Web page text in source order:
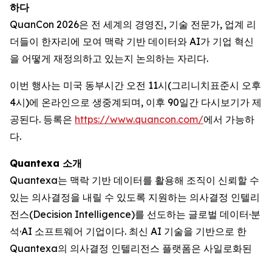
하다
QuanCon 2026은 전 세계의 경영진, 기술 전문가, 업계 리
더들이 한자리에 모여 맥락 기반 데이터와 AI가 기업 혁신
을 어떻게 재정의하고 있는지 논의하는 자리다.
이번 행사는 미국 동부시간 오전 11시(그리니치표준시 오후
4시)에 온라인으로 생중계되며, 이후 90일간 다시보기가 제
공된다. 등록은 https://www.quancon.com/에서 가능하
다.
Quantexa 소개
Quantexa는 맥락 기반 데이터를 활용해 조직이 신뢰할 수
있는 의사결정을 내릴 수 있도록 지원하는 의사결정 인텔리
전스(Decision Intelligence)를 선도하는 글로벌 데이터·분
석·AI 소프트웨어 기업이다. 최신 AI 기술을 기반으로 한
Quantexa의 의사결정 인텔리전스 플랫폼은 사일로화된